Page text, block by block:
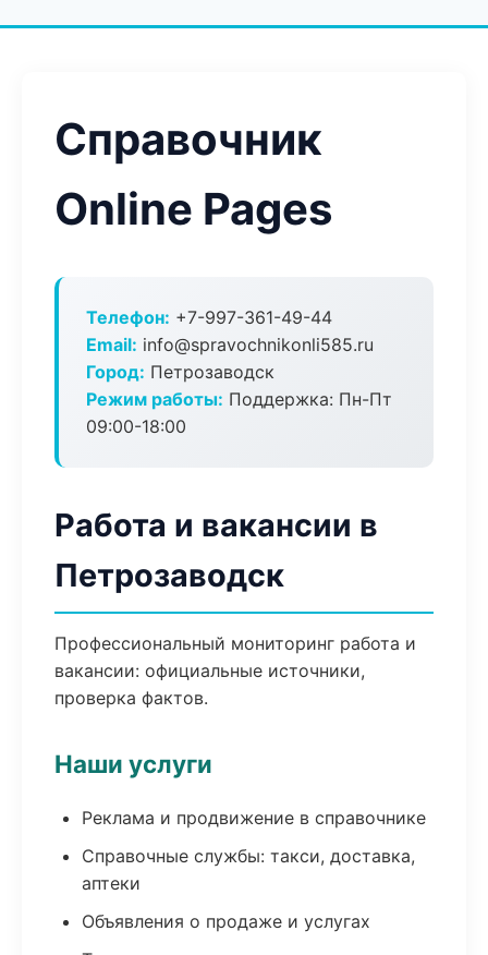
Справочник
Online Pages
Телефон: +7-997-361-49-44
Email: info@spravochnikonli585.ru
Город: Петрозаводск
Режим работы: Поддержка: Пн-Пт
09:00-18:00
Работа и вакансии в
Петрозаводск
Профессиональный мониторинг работа и
вакансии: официальные источники,
проверка фактов.
Наши услуги
Реклама и продвижение в справочнике
Справочные службы: такси, доставка,
аптеки
Объявления о продаже и услугах